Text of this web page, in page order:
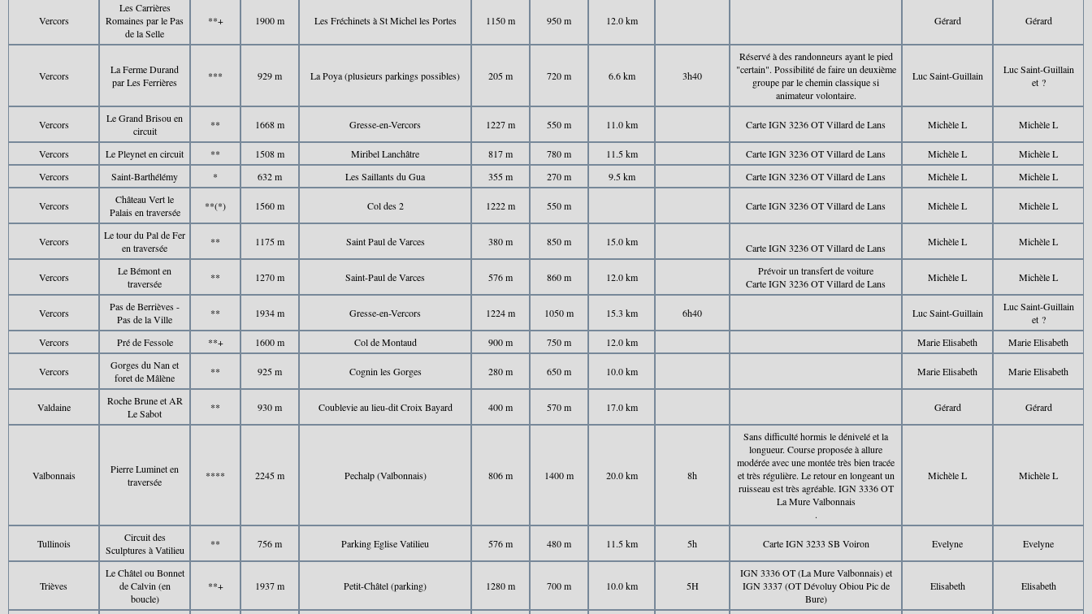
Vercors
Les Carrières
Romaines par le Pas
de la Selle
**+ 1900 m Les Fréchinets à St Michel les Portes 1150 m 950 m 12.0 km Gérard Gérard
Vercors
La Ferme Durand
par Les Ferrières
*** 929 m La Poya (plusieurs parkings possibles) 205 m 720 m 6.6 km 3h40
Réservé à des randonneurs ayant le pied
"certain". Possibilité de faire un deuxième
groupe par le chemin classique si
animateur volontaire.
Luc Saint-Guillain
Luc Saint-Guillain
et ?
Vercors
Le Grand Brisou en
circuit
** 1668 m Gresse-en-Vercors 1227 m 550 m 11.0 km Carte IGN 3236 OT Villard de Lans Michèle L Michèle L
Vercors Le Pleynet en circuit ** 1508 m Miribel Lanchâtre 817 m 780 m 11.5 km Carte IGN 3236 OT Villard de Lans Michèle L
Michèle L
Vercors
Saint-Barthélémy * 632 m Les Saillants du Gua 355 m 270 m 9.5 km Carte IGN 3236 OT Villard de Lans Michèle L Michèle L
Vercors
Château Vert le
Palais en traversée
**(*) 1560 m Col des 2 1222 m 550 m Carte IGN 3236 OT Villard de Lans Michèle L Michèle L
Vercors
Le tour du Pal de Fer
en traversée
** 1175 m Saint Paul de Varces 380 m 850 m 15.0 km Carte IGN 3236 OT Villard de Lans Michèle L Michèle L
Vercors
Le Bémont en
traversée
** 1270 m Saint-Paul de Varces 576 m 860 m 12.0 km
Prévoir un transfert de voiture
Carte IGN 3236 OT Villard de Lans
Michèle L Michèle L
Vercors
Pas de Berrièves -
Pas de la Ville
** 1934 m Gresse-en-Vercors 1224 m 1050 m 15.3 km 6h40 Luc Saint-Guillain
Luc Saint-Guillain
et ?
Vercors
Pré de Fessole **+ 1600 m Col de Montaud 900 m 750 m 12.0 km Marie Elisabeth Marie Elisabeth
Vercors
Gorges du Nan et
foret de Mâlène
** 925 m Cognin les Gorges 280 m 650 m 10.0 km Marie Elisabeth Marie Elisabeth
Valdaine
Roche Brune et AR
Le Sabot
** 930 m Coublevie au lieu-dit Croix Bayard 400 m 570 m 17.0 km Gérard Gérard
Valbonnais
Pierre Luminet en
traversée
**** 2245 m Pechalp (Valbonnais) 806 m 1400 m 20.0 km 8h
Sans difficulté hormis le dénivelé et la
longueur. Course proposée à allure
modérée avec une montée très bien tracée
et très régulière. Le retour en longeant un
ruisseau est très agréable. IGN 3336 OT
La Mure Valbonnais
.
Michèle L Michèle L
Tullinois
Circuit des
Sculptures à Vatilieu
** 756 m Parking Eglise Vatilieu 576 m 480 m 11.5 km 5h Carte IGN 3233 SB Voiron Evelyne Evelyne
Trièves
Le Châtel ou Bonnet
de Calvin (en
boucle)
**+ 1937 m Petit-Châtel (parking) 1280 m 700 m 10.0 km 5H
IGN 3336 OT (La Mure Valbonnais) et
IGN 3337 (OT Dévoluy Obiou Pic de
Bure)
Elisabeth Elisabeth